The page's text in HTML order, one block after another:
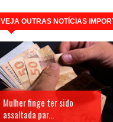
VEJA OUTRAS NOTÍCIAS
Mulher finge ter sido
assaltada par...